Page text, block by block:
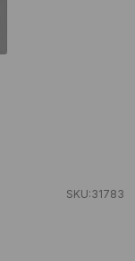
SKU:31783